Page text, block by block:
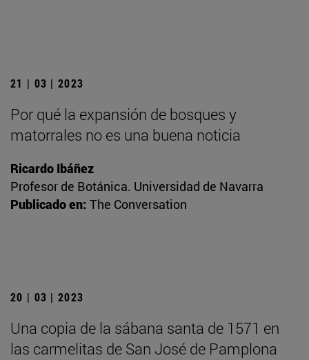
21 | 03 | 2023
Por qué la expansión de bosques y
matorrales no es una buena noticia
Ricardo Ibáñez
Profesor de Botánica. Universidad de Navarra
Publicado en: The Conversation
20 | 03 | 2023
Una copia de la sábana santa de 1571 en
las carmelitas de San José de Pamplona